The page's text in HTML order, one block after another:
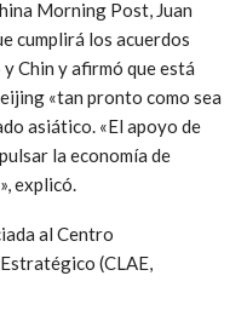
Morning Post, Juan
cumplirá los acuerdos
Chin y afirmó que está
«tan pronto como sea
asiático. «El apoyo de
la economía de
explicó.
al Centro
(CLAE,